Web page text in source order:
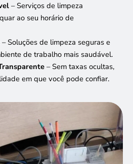
– Serviços de limpeza
ao seu horário de
– Soluções de limpeza seguras e
de trabalho mais saudável.
– Sem taxas ocultas,
em que você pode confiar.